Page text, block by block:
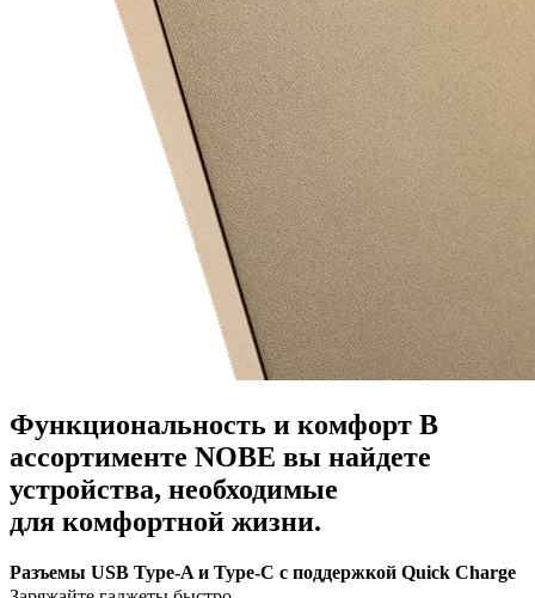
Функциональность и комфорт В
ассортименте NOBE вы найдете
устройства, необходимые
для комфортной жизни.
Разъемы USB Type-A и Type-C с поддержкой Quick Charge